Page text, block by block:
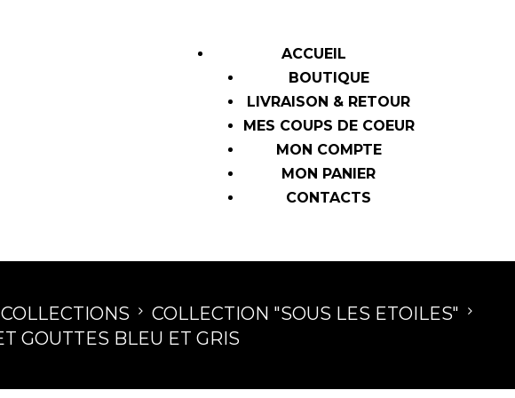
ACCUEIL
BOUTIQUE
LIVRAISON & RETOUR
MES COUPS DE COEUR
MON COMPTE
MON PANIER
CONTACTS
COLLECTION "SOUS LES ETOILES"
GOUTTES BLEU ET GRIS